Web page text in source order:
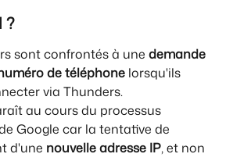
?
sont confrontés à une demande
de téléphone lorsqu'ils
via Thunders.
au cours du processus
Google car la tentative de
d'une nouvelle adresse IP, et non